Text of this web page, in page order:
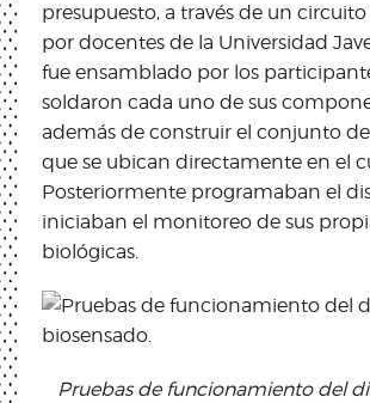
presupuesto, a través de un
por docentes de la Universidad
fue ensamblado por los
soldaron cada uno de sus
además de construir el conjunto de
que se ubican directamente en el
Posteriormente programaban el
iniciaban el monitoreo de sus
biológicas.
Pruebas de funcionamiento del